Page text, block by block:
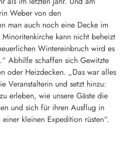
Weber von den
man auch noch eine Decke im
kann nicht beheizt
Wintereinbruch wird es
Abhilfe schaffen sich Gewitzte
oder Heizdecken. „Das war alles
Veranstalterin und setzt hinzu:
erleben, wie unsere Gäste die
und sich für ihren Ausflug in
kleinen Expedition rüsten“.